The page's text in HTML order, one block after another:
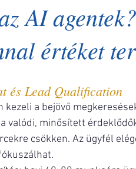
AI
értéket
és Lead Qualification
kezeli a bejövő
valódi, minősített
csökken. Az ügyfél